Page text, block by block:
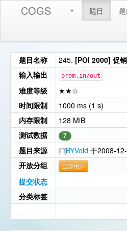
COGS 题目
题目名称 245. [POI 2000] 促
输入输出
prom.in/out
难度等级
★★☆
时间限制
1000 ms (1 s)
内存限制
128 MiB
测试数据
7
题目来源 BYVoid 于2008-
开放分组
全部用户
提交状态
分类标签